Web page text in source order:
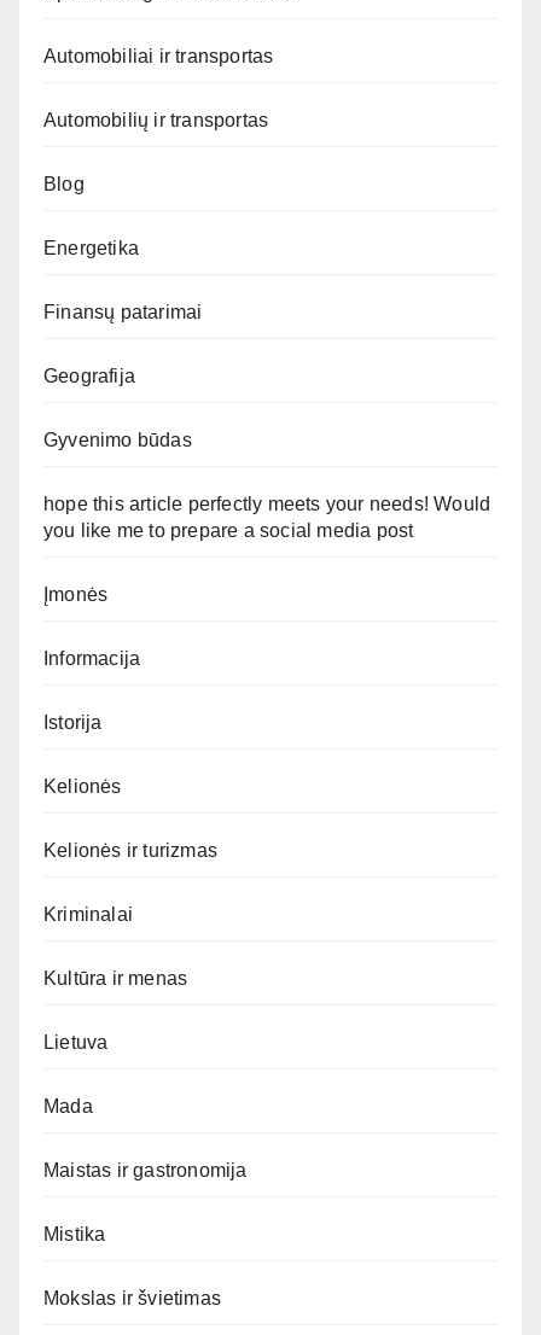
Automobiliai ir transportas
Automobilių ir transportas
Blog
Energetika
Finansų patarimai
Geografija
Gyvenimo būdas
hope this article perfectly meets your needs! Would
you like me to prepare a social media post
Įmonės
Informacija
Istorija
Kelionės
Kelionės ir turizmas
Kriminalai
Kultūra ir menas
Lietuva
Mada
Maistas ir gastronomija
Mistika
Mokslas ir švietimas